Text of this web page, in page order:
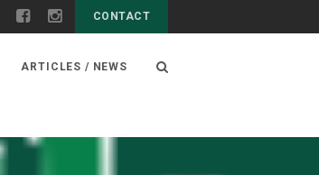
CONTACT
ARTICLES / NEWS